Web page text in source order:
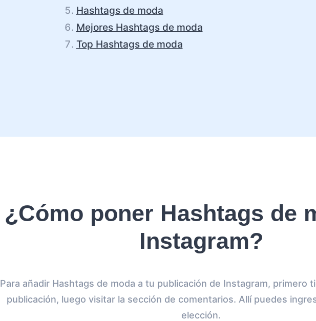
Hashtags de moda
Mejores Hashtags de moda
Top Hashtags de moda
¿Cómo poner Hashtags de
Instagram?
Para añadir Hashtags de moda a tu publicación de Instagram, primero
publicación, luego visitar la sección de comentarios. Allí puedes
elección.